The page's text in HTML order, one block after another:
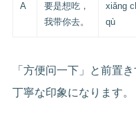
A
要是想吃，
我带你去。
xiǎng
qù
「方便问一下」と前置
丁寧な印象になります。